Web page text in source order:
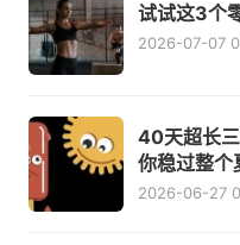
试试这3个
2026-07-07
40天超长
你稳过整个
2026-06-27